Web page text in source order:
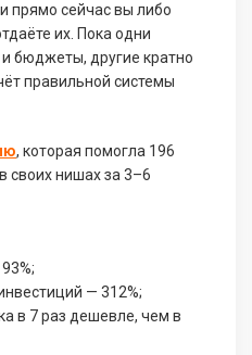
прямо сейчас вы либо
их. Пока одни
бюджеты, другие кратно
правильной системы
, которая помогла 196
своих нишах за 3–6
— 312%;
в 7 раз дешевле, чем в